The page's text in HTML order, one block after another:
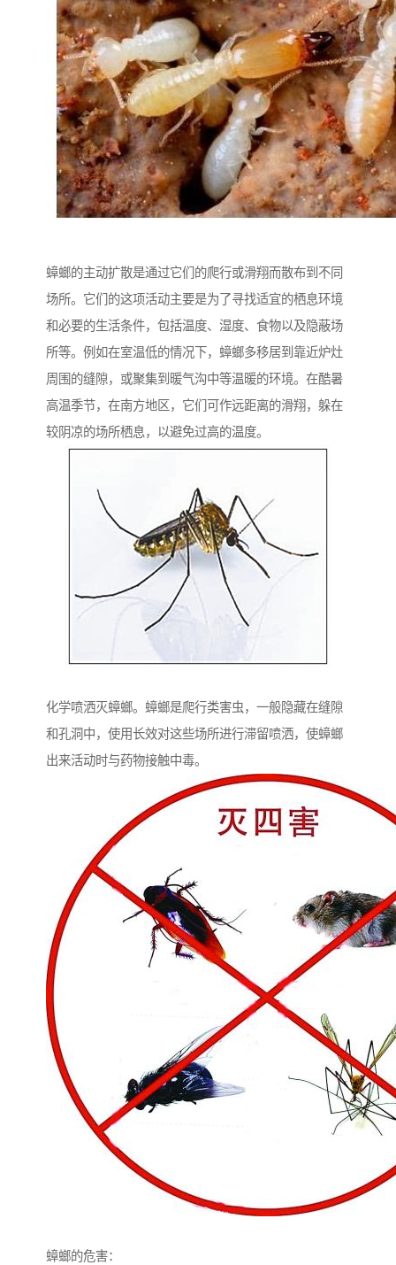
蟑螂的主动扩散是通过它们的爬行或滑翔而散布到不同
场所。它们的这项活动主要是为了寻找适宜的栖息环境
和必要的生活条件，包括温度、湿度、食物以及隐蔽场
所等。例如在室温低的情况下，蟑螂多移居到靠近炉灶
周围的缝隙，或聚集到暖气沟中等温暖的环境。在酷暑
高温季节，在南方地区，它们可作远距离的滑翔，躲在
较阴凉的场所栖息，以避免过高的温度。
化学喷洒灭蟑螂。蟑螂是爬行类害虫，一般隐藏在缝隙
和孔洞中，使用长效对这些场所进行滞留喷洒，使蟑螂
出来活动时与药物接触中毒。
蟑螂的危害：